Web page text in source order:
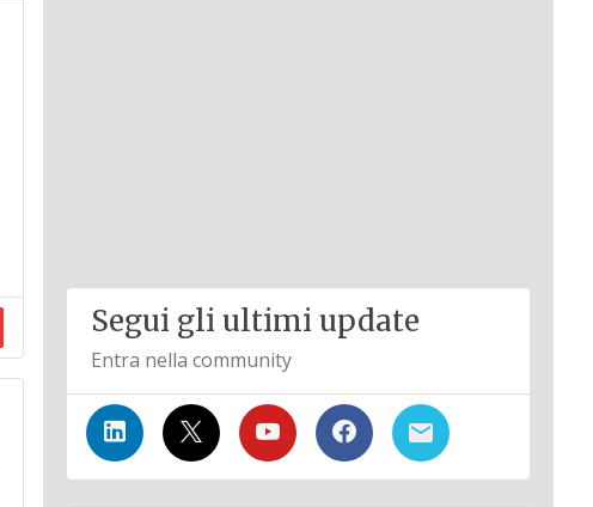
Segui gli ultimi update
Entra nella community